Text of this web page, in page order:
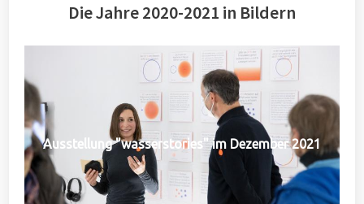
Die Jahre 2020-2021 in Bildern
Ausstellung "wasserstories" im Dezember 2021